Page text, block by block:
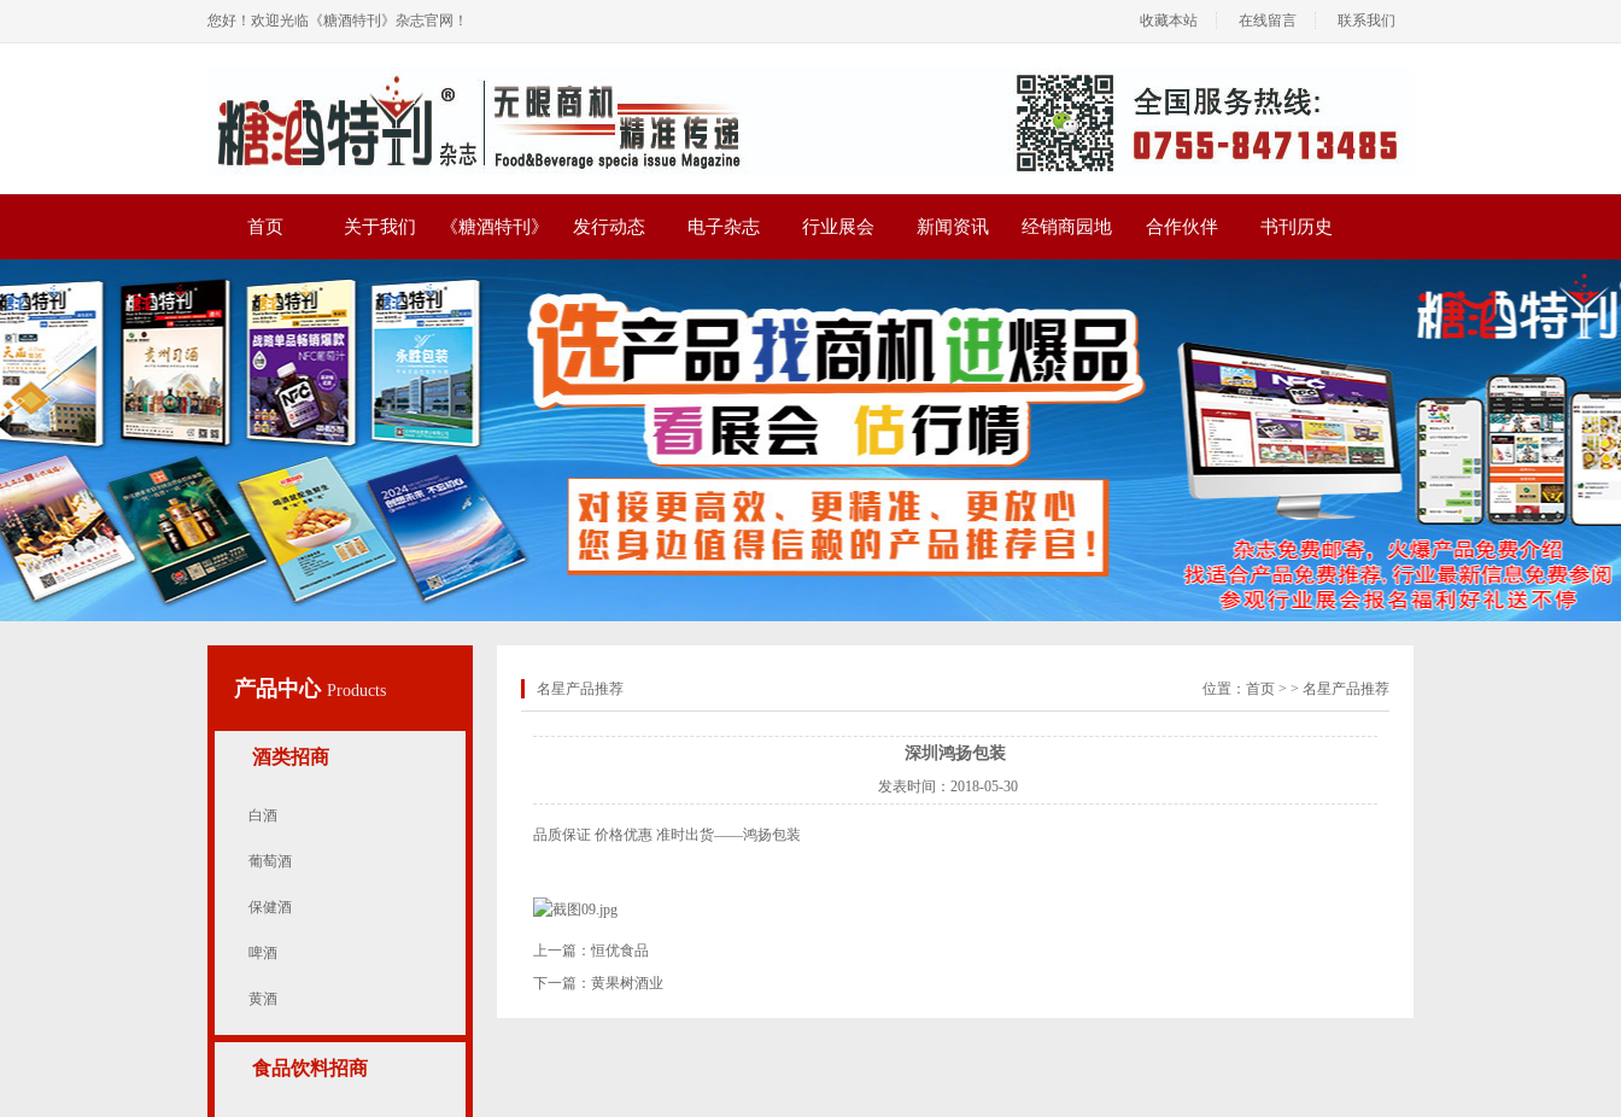
您好！欢迎光临《糖酒特刊》杂志官网！ 收藏本站 在线留言 联系我们
首页 关于我们 《糖酒特刊》 发行动态 电子杂志 行业展会 新闻资讯 经销商园地 合作伙伴 书刊历史
产品中心 Products
酒类招商
白酒
葡萄酒
保健酒
啤酒
黄酒
食品饮料招商
名星产品推荐 位置： 首页 > > 名星产品推荐
深圳鸿扬包装
发表时间： 2018-05-30
品质保证 价格优惠 准时出货——鸿扬包装
上一篇：恒优食品
下一篇： 黄果树酒业